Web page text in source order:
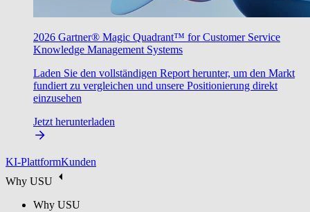
2026 Gartner® Magic Quadrant™ for Customer Service
Knowledge Management Systems
Laden Sie den vollständigen Report herunter, um den Markt
fundiert zu vergleichen und unsere Positionierung direkt
einzusehen
Jetzt herunterladen
KI-PlattformKunden
Why USU
Why USU